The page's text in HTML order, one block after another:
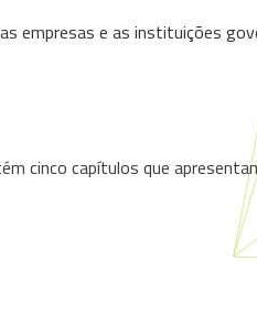
empresas e as instituições
cinco capítulos que